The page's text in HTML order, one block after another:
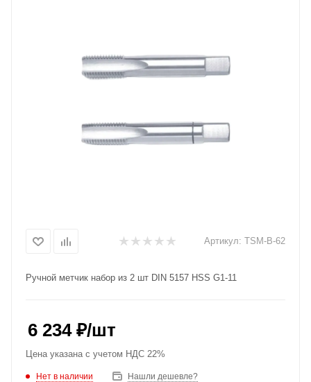
Артикул: TSM-B-62
Ручной метчик набор из 2 шт DIN 5157 HSS G1-11
6 234₽/шт
Цена указана с учетом НДС 22%
Нет в наличии Нашли дешевле?